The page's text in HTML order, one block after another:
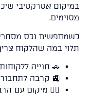
אטרקטיבי
נכס מסחרי, יש
במה שהלקוח צריך,
🚗 חנייה ללקוחות או
🚉 קרבה לתחבורה
🚶‍♂️ מיקום עם הרבה